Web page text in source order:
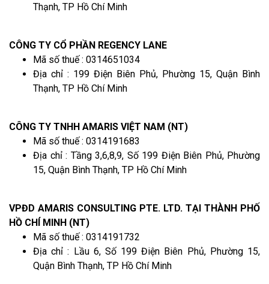
Thạnh, TP Hồ Chí Minh
CÔNG TY CỔ PHẦN REGENCY LANE
Mã số thuế : 0314651034
Địa chỉ : 199 Điện Biên Phủ, Phường 15, Quận Bình
Thạnh, TP Hồ Chí Minh
CÔNG TY TNHH AMARIS VIỆT NAM (NT)
Mã số thuế : 0314191683
Địa chỉ : Tầng 3,6,8,9, Số 199 Điện Biên Phủ, Phường
15, Quận Bình Thạnh, TP Hồ Chí Minh
VPĐD AMARIS CONSULTING PTE. LTD. TẠI THÀNH PHỐ
HỒ CHÍ MINH (NT)
Mã số thuế : 0314191732
Địa chỉ : Lầu 6, Số 199 Điện Biên Phủ, Phường 15,
Quận Bình Thạnh, TP Hồ Chí Minh